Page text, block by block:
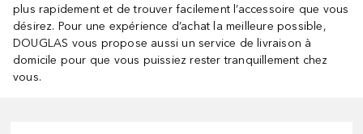
plus rapidement et de trouver facilement l’accessoire que vous
désirez. Pour une expérience d’achat la meilleure possible,
DOUGLAS vous propose aussi un service de livraison à
domicile pour que vous puissiez rester tranquillement chez
vous.